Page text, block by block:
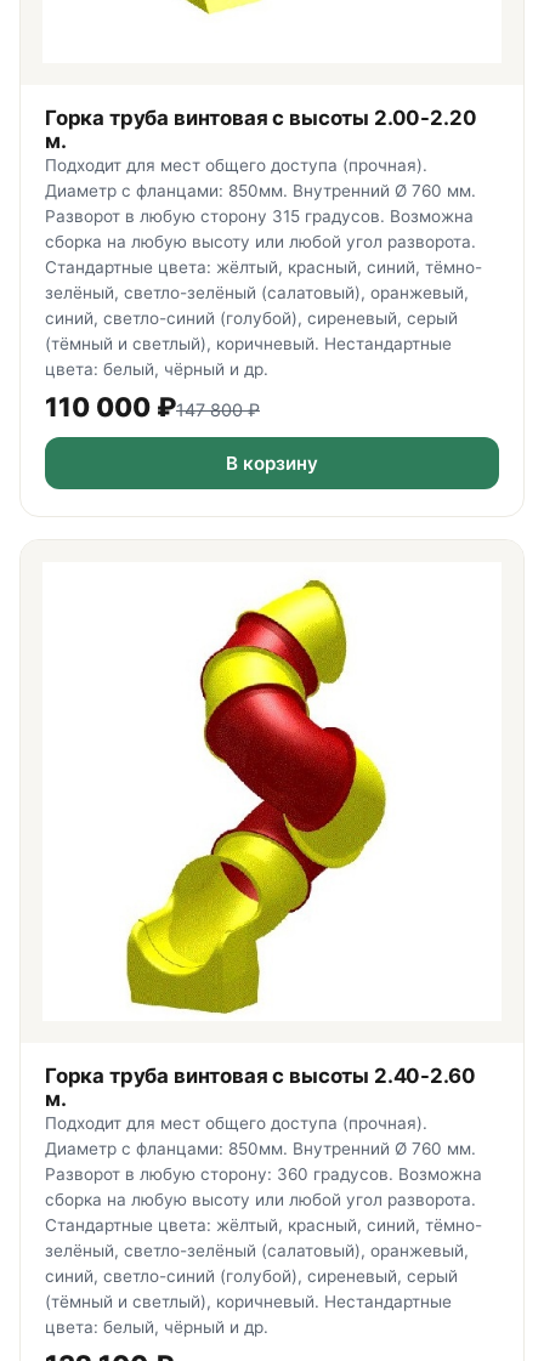
Горка труба винтовая с высоты 2.00-2.20
м.
Подходит для мест общего доступа (прочная).
Диаметр с фланцами: 850мм. Внутренний Ø 760 мм.
Разворот в любую сторону 315 градусов. Возможна
сборка на любую высоту или любой угол разворота.
Стандартные цвета: жёлтый, красный, синий, тёмно-
зелёный, светло-зелёный (салатовый), оранжевый,
синий, светло-синий (голубой), сиреневый, серый
(тёмный и светлый), коричневый. Нестандартные
цвета: белый, чёрный и др.
110 000 ₽147 800₽
В корзину
Горка труба винтовая с высоты 2.40-2.60
м.
Подходит для мест общего доступа (прочная).
Диаметр с фланцами: 850мм. Внутренний Ø 760 мм.
Разворот в любую сторону: 360 градусов. Возможна
сборка на любую высоту или любой угол разворота.
Стандартные цвета: жёлтый, красный, синий, тёмно-
зелёный, светло-зелёный (салатовый), оранжевый,
синий, светло-синий (голубой), сиреневый, серый
(тёмный и светлый), коричневый. Нестандартные
цвета: белый, чёрный и др.